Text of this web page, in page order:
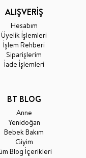
ALIŞVERİŞ
Hesabım
Üyelik İşlemleri
İşlem Rehberi
Siparişlerim
İade İşlemleri
BT BLOG
Anne
Yenidoğan
Bebek Bakım
Giyim
Blog İçerikleri